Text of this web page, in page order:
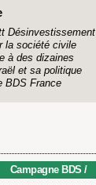
Désinvestissement
la société civile
à des dizaines
et sa politique
BDS France
Campagne BDS